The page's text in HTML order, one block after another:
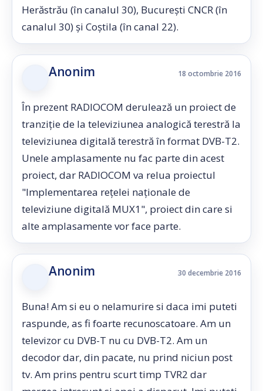
Herăstrău (în canalul 30), Bucureşti CNCR (în
canalul 30) și Coștila (în canal 22).
Anonim 18 octombrie 2016
În prezent RADIOCOM derulează un proiect de
tranziție de la televiziunea analogică terestră la
televiziunea digitală terestră în format DVB-T2.
Unele amplasamente nu fac parte din acest
proiect, dar RADIOCOM va relua proiectul
"Implementarea rețelei naționale de
televiziune digitală MUX1", proiect din care si
alte amplasamente vor face parte.
Anonim 30 decembrie 2016
Buna! Am si eu o nelamurire si daca imi puteti
raspunde, as fi foarte recunoscatoare. Am un
televizor cu DVB-T nu cu DVB-T2. Am un
decodor dar, din pacate, nu prind niciun post
tv. Am prins pentru scurt timp TVR2 dar